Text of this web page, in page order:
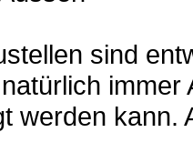
sind
werden